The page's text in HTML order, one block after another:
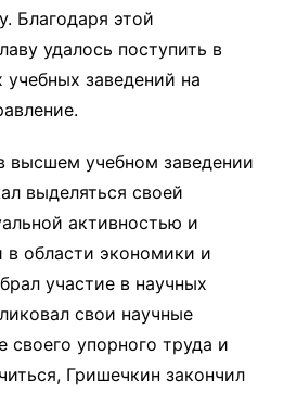
Благодаря этой
удалось поступить в
заведений на
высшем учебном заведении
выделяться своей
активностью и
в области экономики и
участие в научных
свои научные
своего упорного труда и
Гришечкин закончил